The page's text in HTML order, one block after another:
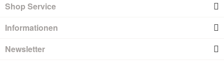
Shop Service
Informationen
Newsletter